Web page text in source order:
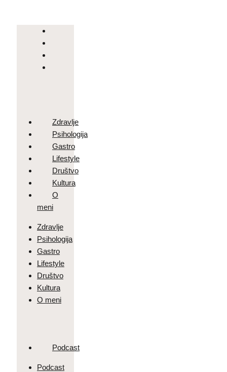
Zdravlje
Psihologija
Gastro
Lifestyle
Društvo
Kultura
O
meni
Zdravlje
Psihologija
Gastro
Lifestyle
Društvo
Kultura
O meni
Podcast
Podcast